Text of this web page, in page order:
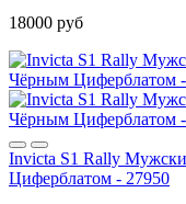
18000 руб
Invicta S1 Rally
Циферблатом - 27950